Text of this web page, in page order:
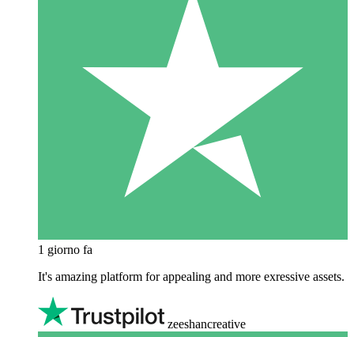
1 giorno fa
It's amazing platform for appealing and more exressive assets.
zeeshancreative